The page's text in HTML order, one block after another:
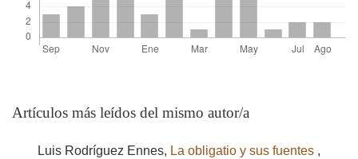
Artículos más leídos del mismo autor/a
Luis Rodríguez Ennes, La obligatio y sus fuentes ,